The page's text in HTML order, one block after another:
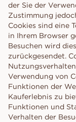
der Sie der
Zustimmung
Cookies sind eine
in Ihrem Browser
Besuchen wird
zurückgesendet.
Verwendung von
Funktionen der
Kauferlebnis zu
Funktionen und
Verhalten der